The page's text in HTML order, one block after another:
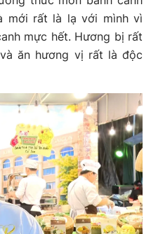
mới rất là lạ với mình vì
mực hết. Hương bị rất
ăn hương vị rất là độc